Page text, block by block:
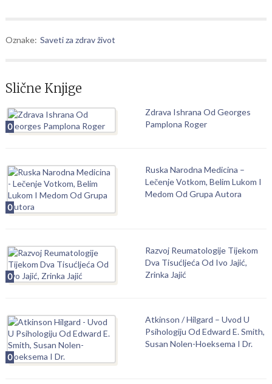
Oznake: Saveti za zdrav život
Slične Knjige
0
Zdrava Ishrana Od Georges
Pamplona Roger
0
Ruska Narodna Medicina –
Lečenje Votkom, Belim Lukom I
Medom Od Grupa Autora
0
Razvoj Reumatologije Tijekom
Dva Tisućljeća Od Ivo Jajić,
Zrinka Jajić
0
Atkinson / Hilgard – Uvod U
Psihologiju Od Edward E. Smith,
Susan Nolen-Hoeksema I Dr.